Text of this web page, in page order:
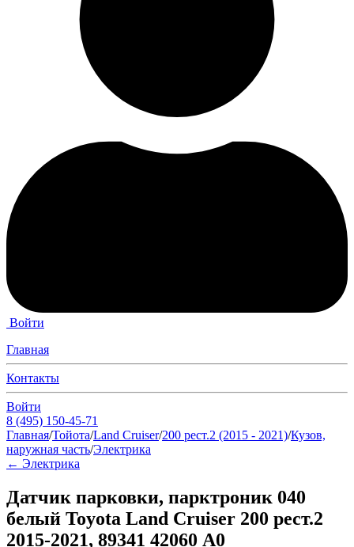
Войти
Главная
Контакты
Войти
8 (495) 150-45-71
Главная/Тойота/Land Cruiser/200 рест.2 (2015 - 2021)/Кузов,
наружная часть/Электрика
← Электрика
Датчик парковки, парктроник 040
белый Toyota Land Cruiser 200 рест.2
2015-2021, 89341 42060 A0